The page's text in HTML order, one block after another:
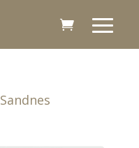
Sandnes